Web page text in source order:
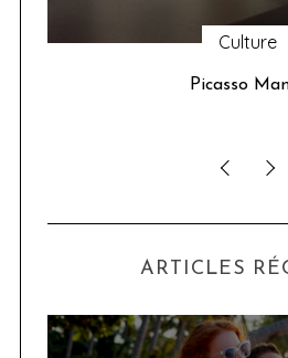
Culture
Picasso
ARTICLES